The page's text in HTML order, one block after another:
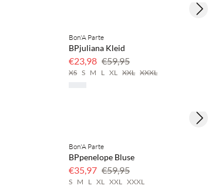
Bon'A Parte
BPjuliana Kleid
€23,98 €59,95
XS S M L XL XXL XXXL
Next
Bon'A Parte
BPpenelope Bluse
€35,97 €59,95
S M L XL XXL XXXL
Next